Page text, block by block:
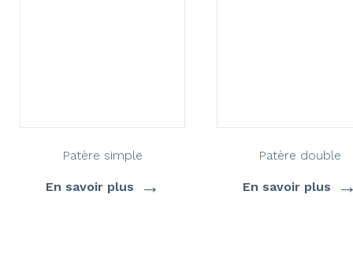
Patère simple
En savoir plus →
Patère double
En savoir plus